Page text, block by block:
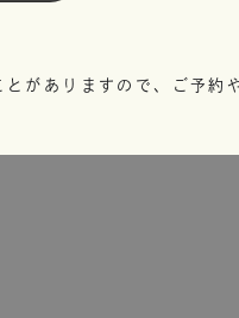
がありますので、ご予約